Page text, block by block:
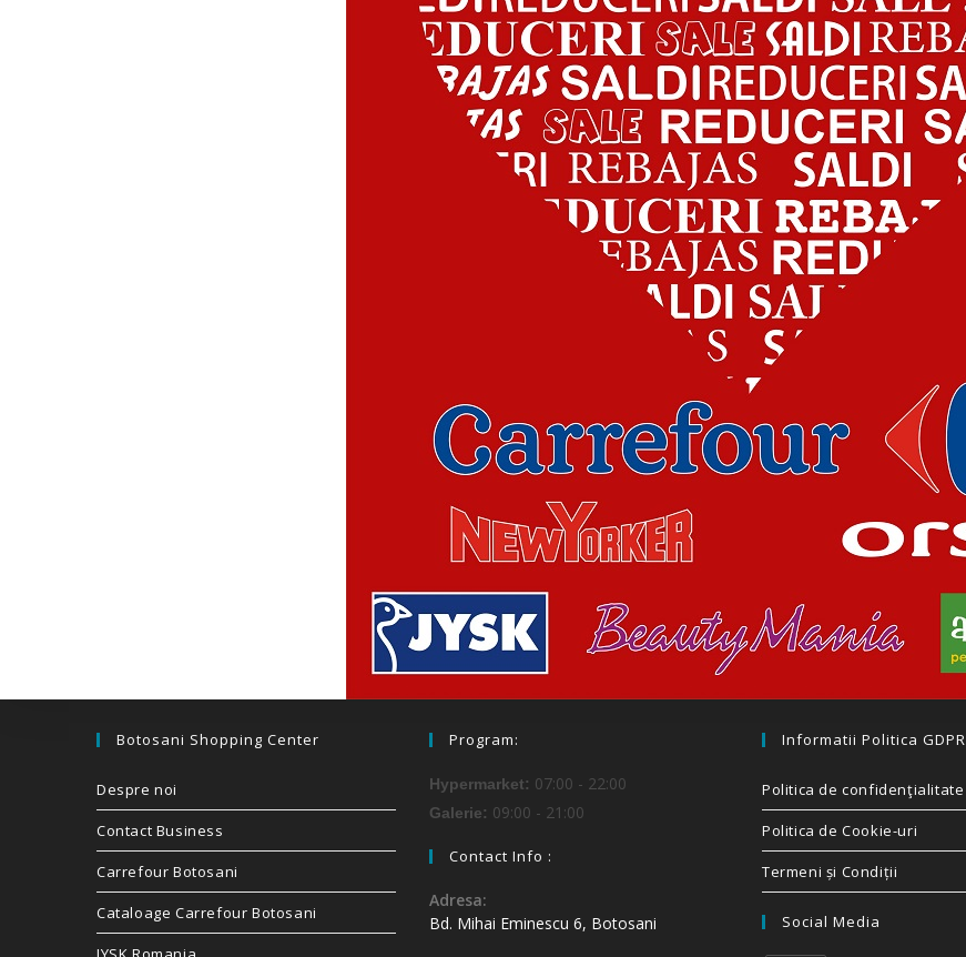
Botosani Shopping Center
Despre noi
Contact Business
Carrefour Botosani
Cataloage Carrefour Botosani
Program:
Hypermarket: 07:00 - 22:00
Galerie: 09:00 - 21:00
Contact Info :
Adresa:
Bd. Mihai Eminescu 6, Botosani
Informatii Politica GDPR
Politica de confidenţialitate
Politica de Cookie-uri
Termeni și Condiții
Social Media